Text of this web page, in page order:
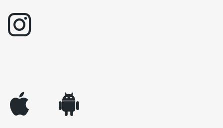
instagram
appleinc android